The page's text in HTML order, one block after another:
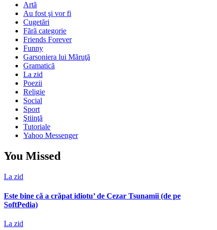
Artă
Au fost şi vor fi
Cugetări
Fără categorie
Friends Forever
Funny
Garsoniera lui Măruţă
Gramatică
La zid
Poezii
Religie
Social
Sport
Ştiinţă
Tutoriale
Yahoo Messenger
You Missed
La zid
Este bine că a crăpat idiotu’ de Cezar Tsunamii (de pe
SoftPedia)
La zid